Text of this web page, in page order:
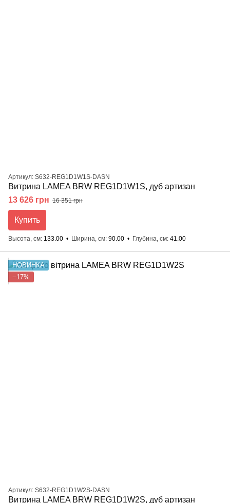
Артикул: S632-REG1D1W1S-DASN
Витрина LAMEA BRW REG1D1W1S, дуб артизан
13 626 грн 16 351 грн
Купить
Высота, см 133.00 Ширина, см 90.00 Глубина, см 41.00
НОВИНКА
−17%
Артикул: S632-REG1D1W2S-DASN
Витрина LAMEA BRW REG1D1W2S, дуб артизан